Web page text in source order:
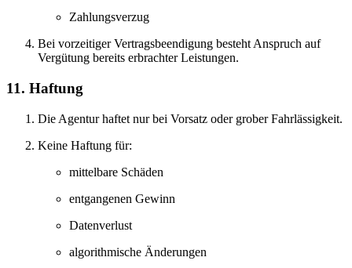
Zahlungsverzug
Bei vorzeitiger Vertragsbeendigung besteht Anspruch auf
Vergütung bereits erbrachter Leistungen.
11. Haftung
Die Agentur haftet nur bei Vorsatz oder grober Fahrlässigkeit.
Keine Haftung für:
mittelbare Schäden
entgangenen Gewinn
Datenverlust
algorithmische Änderungen